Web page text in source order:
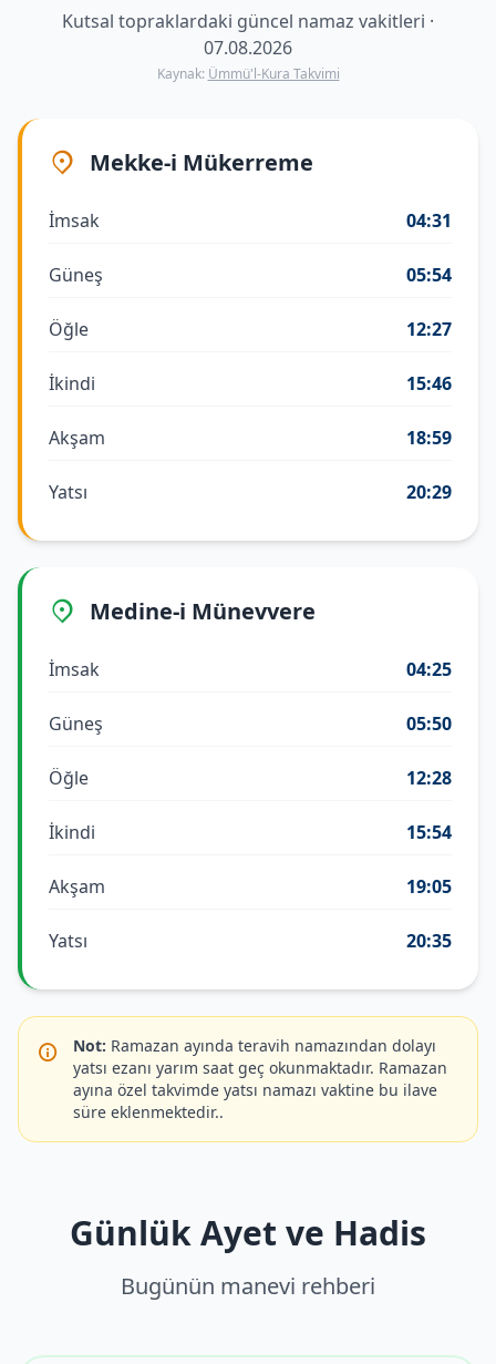
Kutsal topraklardaki güncel namaz vakitleri ·
07.08.2026
Kaynak: Ümmü'l-Kura Takvimi
Mekke-i Mükerreme
İmsak 04:31
Güneş 05:54
Öğle 12:27
İkindi 15:46
Akşam 18:59
Yatsı 20:29
Medine-i Münevvere
İmsak 04:25
Güneş 05:50
Öğle 12:28
İkindi 15:54
Akşam 19:05
Yatsı 20:35
Not: Ramazan ayında teravih namazından dolayı
yatsı ezanı yarım saat geç okunmaktadır. Ramazan
ayına özel takvimde yatsı namazı vaktine bu ilave
süre eklenmektedir..
Günlük Ayet ve Hadis
Bugünün manevi rehberi